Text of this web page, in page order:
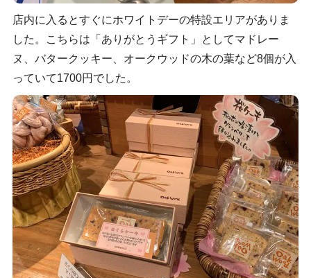
店内に入るとすぐにホワイトデーの特設エリアがありま
した。こちらは「ありがとうギフト」としてマドレー
ヌ、バタークッキー、オークウッドの木の葉など8個が入
っていて1700円でした。